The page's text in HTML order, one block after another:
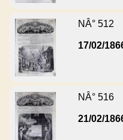
NÂ° 512
17/02/
NÂ° 516
21/02/